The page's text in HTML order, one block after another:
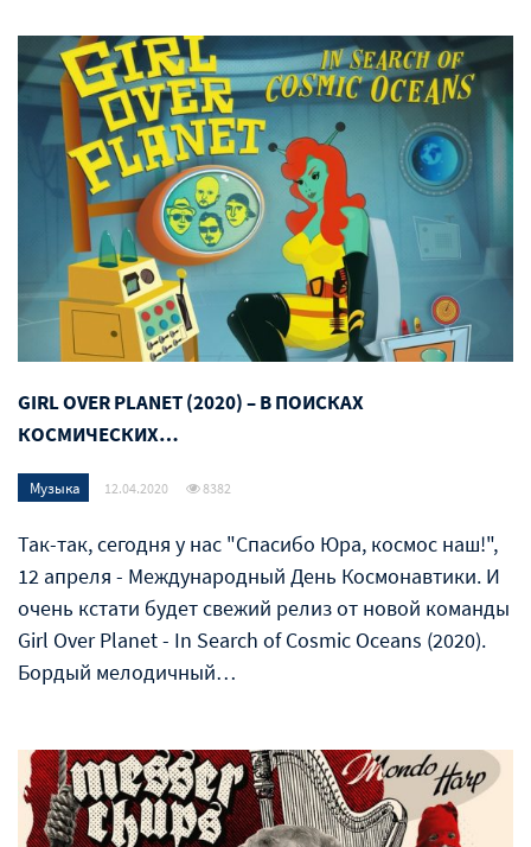
GIRL OVER PLANET (2020) – В ПОИСКАХ
КОСМИЧЕСКИХ…
Музыка 12.04.2020 8382
Так-так, сегодня у нас "Спасибо Юра, космос наш!",
12 апреля - Международный День Космонавтики. И
очень кстати будет свежий релиз от новой команды
Girl Over Planet - In Search of Cosmic Oceans (2020).
Бордый мелодичный…